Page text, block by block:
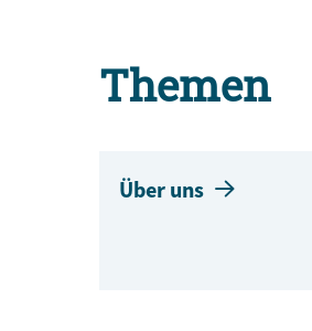
Themen
Über uns